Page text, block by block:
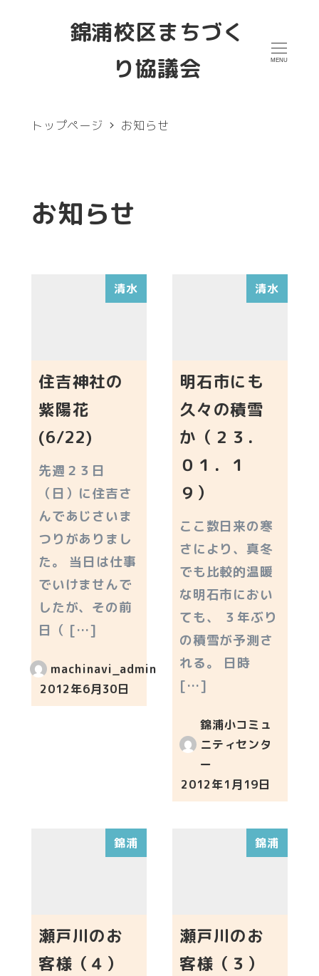
錦浦校区まちづく
り協議会
MENU
トップページ お知らせ
お知らせ
清水
住吉神社の
紫陽花
(6/22)
先週２３日
（日）に住吉さ
んであじさいま
つりがありまし
た。 当日は仕事
でいけませんで
したが、その前
日（ […]
machinavi_admin
投稿日
2012年6月30日
清水
明石市にも
久々の積雪
か（２３．
０１．１
９）
ここ数日来の寒
さにより、真冬
でも比較的温暖
な明石市におい
ても、 ３年ぶり
の積雪が予測さ
れる。 日時
[…]
錦浦小コミュ
ニティセンタ
ー
投稿日
2012年1月19日
錦浦
瀬戸川のお
客様（４）
錦浦
瀬戸川のお
客様（３）